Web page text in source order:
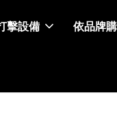
擊設備 依品牌